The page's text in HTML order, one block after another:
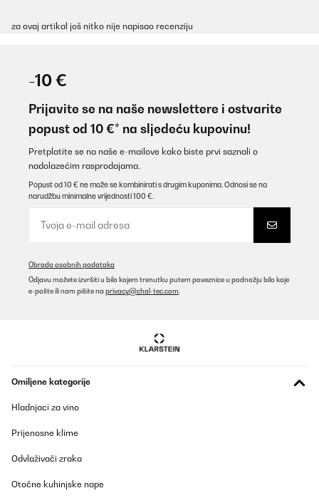
za ovaj artikal još nitko nije napisao recenziju
-10 €
Prijavite se na naše newslettere i ostvarite
popust od 10 €* na sljedeću kupovinu!
Pretplatite se na naše e-mailove kako biste prvi saznali o
nadolazećim rasprodajama.
Popust od 10 € ne može se kombinirati s drugim kuponima. Odnosi se na
narudžbu minimalne vrijednosti 100 €.
Obrada osobnih podataka
Odjavu možete izvršiti u bilo kojem trenutku putem poveznice u podnožju bilo koje
e-pošte ili nam pišite na privacy@chal-tec.com
Omiljene kategorije
Hladnjaci za vino
Prijenosne klime
Odvlaživači zraka
Otočne kuhinjske nape